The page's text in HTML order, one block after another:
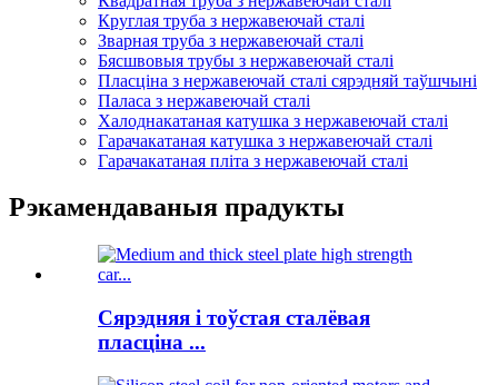
Круглая труба з нержавеючай сталі
Зварная труба з нержавеючай сталі
Бясшвовыя трубы з нержавеючай сталі
Пласціна з нержавеючай сталі сярэдняй таўшчыні
Паласа з нержавеючай сталі
Халоднакатаная катушка з нержавеючай сталі
Гарачакатаная катушка з нержавеючай сталі
Гарачакатаная пліта з нержавеючай сталі
Рэкамендаваныя прадукты
Сярэдняя і тоўстая сталёвая
пласціна ...